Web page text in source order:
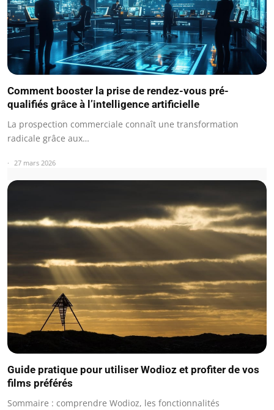
Comment booster la prise de rendez-vous pré-
qualifiés grâce à l’intelligence artificielle
La prospection commerciale connaît une transformation
radicale grâce aux…
27 mars 2026
Guide pratique pour utiliser Wodioz et profiter de vos
films préférés
Sommaire : comprendre Wodioz, les fonctionnalités